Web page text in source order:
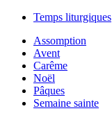
Temps liturgiques
Assomption
Avent
Carême
Noël
Pâques
Semaine sainte